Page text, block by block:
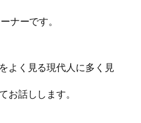
ナーです。
よく見る現代人に多く見
お話しします。